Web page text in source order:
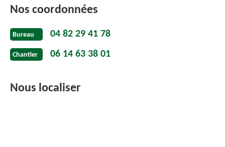
Nos coordonnées
Bureau 04 82 29 41 78
Chantier 06 14 63 38 01
Nous localiser